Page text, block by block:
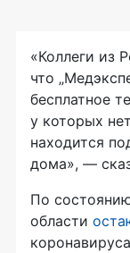
«Коллеги из
что
бесплатное
у которых
находится
дома», —
По
области